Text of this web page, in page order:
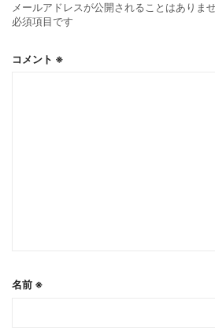
メールアドレスが公開されることはありませ
必須項目です
コメント ※
名前 ※